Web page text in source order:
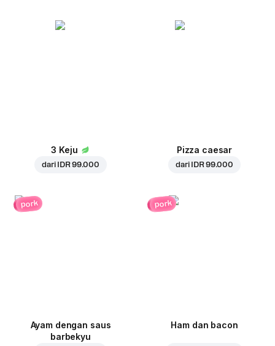
3 Keju
dari IDR 99.000
Pizza caesar
dari IDR 99.000
pork
Ayam dengan saus
barbekyu
pork
Ham dan bacon